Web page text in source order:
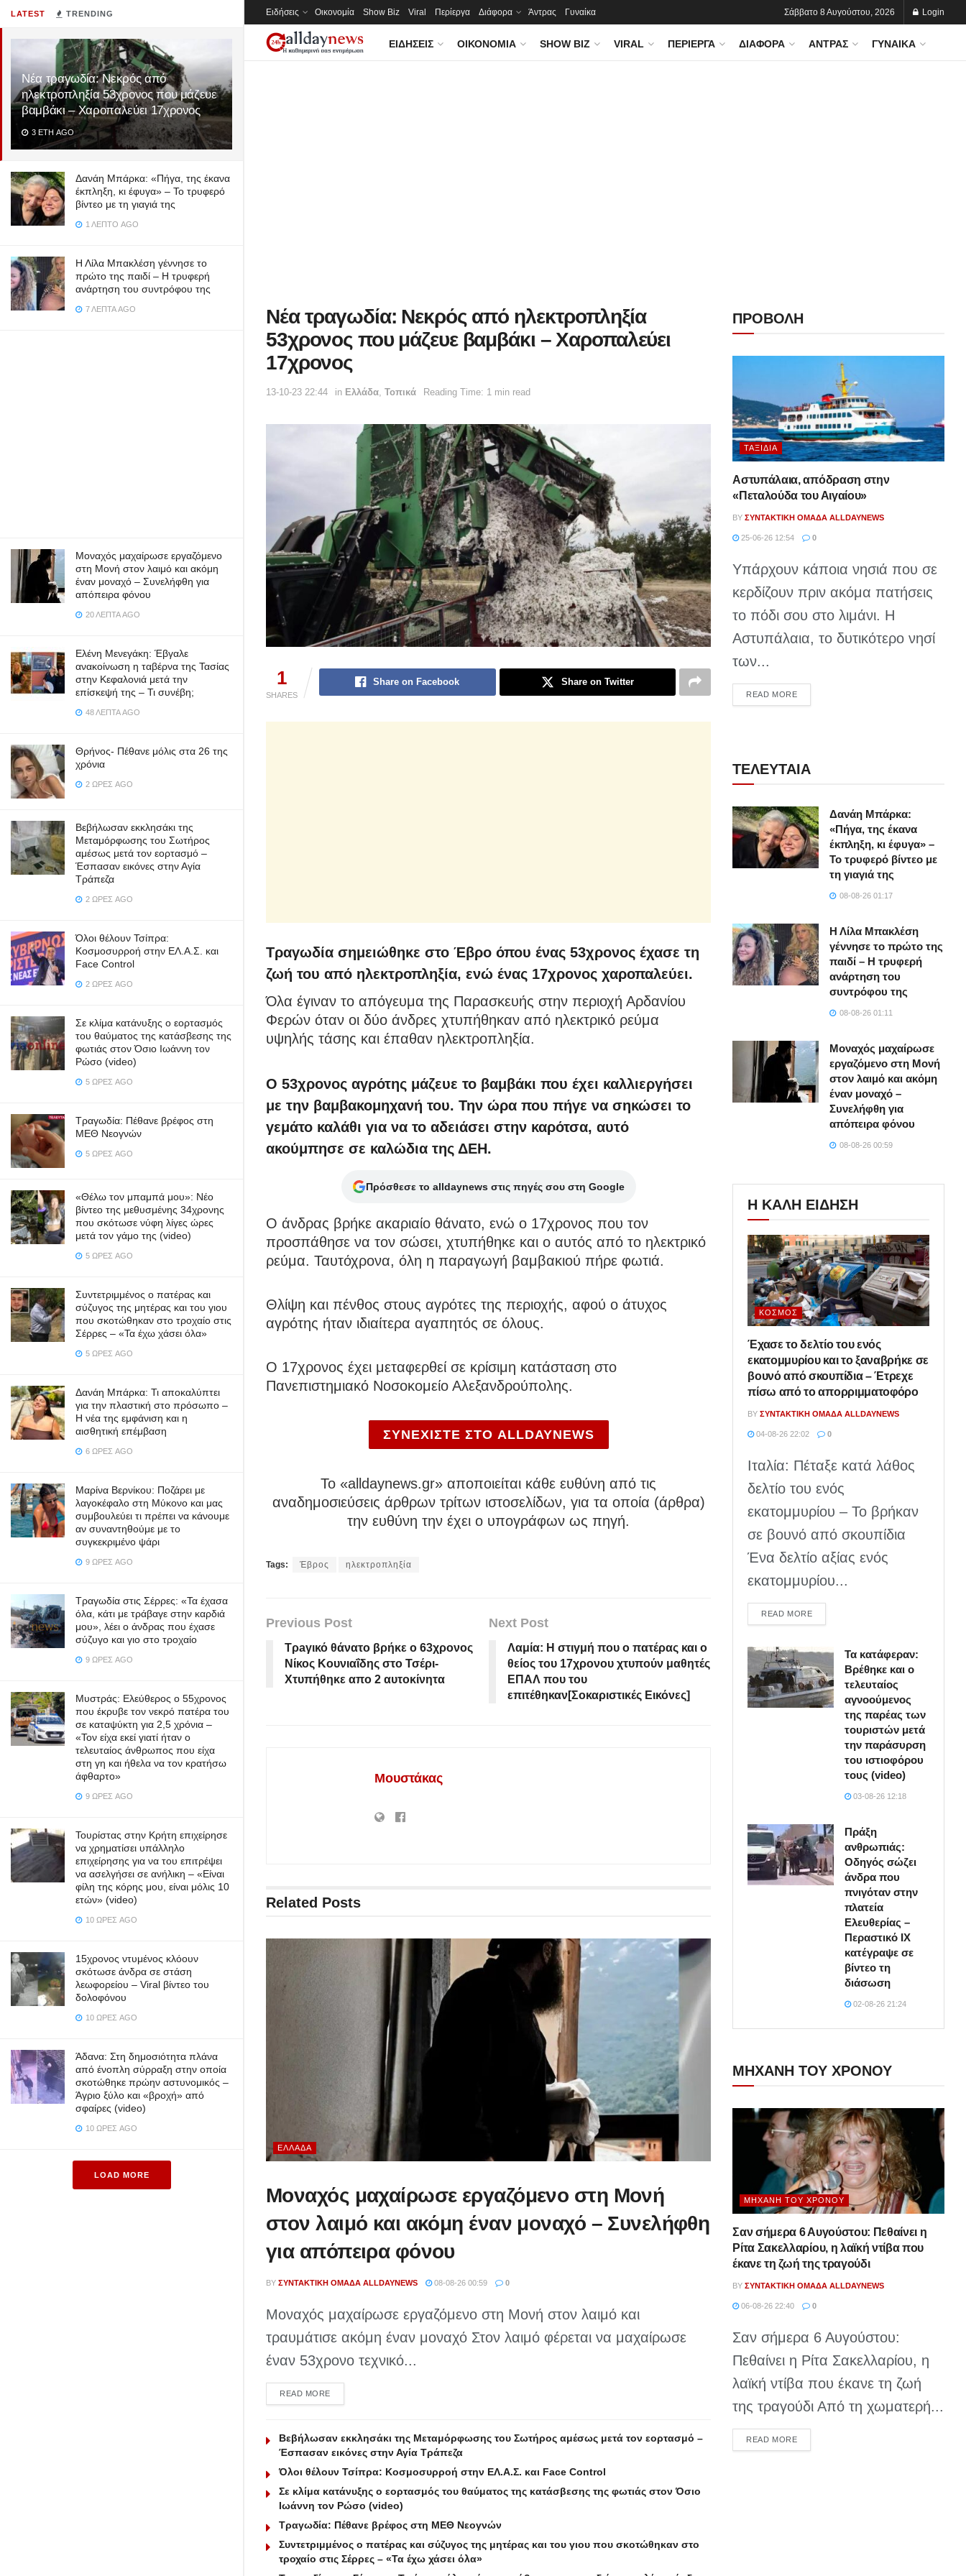
LATEST TRENDING
Νέα τραγωδία: Νεκρός από
ηλεκτροπληξία 53χρονος που μάζευε
βαμβάκι – Χαροπαλεύει 17χρονος
3 ΈΤΗ AGO
Δανάη Μπάρκα: «Πήγα, της έκανα
έκπληξη, κι έφυγα» – Το τρυφερό
βίντεο με τη γιαγιά της
1 ΛΕΠΤΌ AGO
Η Λίλα Μπακλέση γέννησε το
πρώτο της παιδί – Η τρυφερή
ανάρτηση του συντρόφου της
7 ΛΕΠΤΆ AGO
Μοναχός μαχαίρωσε εργαζόμενο
στη Μονή στον λαιμό και ακόμη
έναν μοναχό – Συνελήφθη για
απόπειρα φόνου
20 ΛΕΠΤΆ AGO
Ελένη Μενεγάκη: Έβγαλε
ανακοίνωση η ταβέρνα της Τασίας
στην Κεφαλονιά μετά την
επίσκεψή της – Τι συνέβη;
48 ΛΕΠΤΆ AGO
Θρήνος- Πέθανε μόλις στα 26 της
χρόνια
2 ΏΡΕΣ AGO
Βεβήλωσαν εκκλησάκι της
Μεταμόρφωσης του Σωτήρος
αμέσως μετά τον εορτασμό –
Έσπασαν εικόνες στην Αγία
Τράπεζα
2 ΏΡΕΣ AGO
Όλοι θέλουν Τσίπρα:
Κοσμοσυρροή στην ΕΛ.Α.Σ. και
Face Control
2 ΏΡΕΣ AGO
Σε κλίμα κατάνυξης ο εορτασμός
του θαύματος της κατάσβεσης της
φωτιάς στον Όσιο Ιωάννη τον
Ρώσο (video)
5 ΏΡΕΣ AGO
Τραγωδία: Πέθανε βρέφος στη
ΜΕΘ Νεογνών
5 ΏΡΕΣ AGO
«Θέλω τον μπαμπά μου»: Νέο
βίντεο της μεθυσμένης 34χρονης
που σκότωσε νύφη λίγες ώρες
μετά τον γάμο της (video)
5 ΏΡΕΣ AGO
Συντετριμμένος ο πατέρας και
σύζυγος της μητέρας και του γιου
που σκοτώθηκαν στο τροχαίο στις
Σέρρες – «Τα έχω χάσει όλα»
5 ΏΡΕΣ AGO
Δανάη Μπάρκα: Τι αποκαλύπτει
για την πλαστική στο πρόσωπο –
Η νέα της εμφάνιση και η
αισθητική επέμβαση
6 ΏΡΕΣ AGO
Μαρίνα Βερνίκου: Ποζάρει με
λαγοκέφαλο στη Μύκονο και μας
συμβουλεύει τι πρέπει να κάνουμε
αν συναντηθούμε με το
συγκεκριμένο ψάρι
9 ΏΡΕΣ AGO
Τραγωδία στις Σέρρες: «Τα έχασα
όλα, κάτι με τράβαγε στην καρδιά
μου», λέει ο άνδρας που έχασε
σύζυγο και γιο στο τροχαίο
9 ΏΡΕΣ AGO
Μυστράς: Ελεύθερος ο 55χρονος
που έκρυβε τον νεκρό πατέρα του
σε καταψύκτη για 2,5 χρόνια –
«Τον είχα εκεί γιατί ήταν ο
τελευταίος άνθρωπος που είχα
στη γη και ήθελα να τον κρατήσω
άφθαρτο»
9 ΏΡΕΣ AGO
Τουρίστας στην Κρήτη επιχείρησε
να χρηματίσει υπάλληλο
επιχείρησης για να του επιτρέψει
να ασελγήσει σε ανήλικη – «Είναι
φίλη της κόρης μου, είναι μόλις 10
ετών» (video)
10 ΏΡΕΣ AGO
15χρονος ντυμένος κλόουν
σκότωσε άνδρα σε στάση
λεωφορείου – Viral βίντεο του
δολοφόνου
10 ΏΡΕΣ AGO
Άδανα: Στη δημοσιότητα πλάνα
από ένοπλη σύρραξη στην οποία
σκοτώθηκε πρώην αστυνομικός –
Άγριο ξύλο και «βροχή» από
σφαίρες (video)
10 ΏΡΕΣ AGO
LOAD MORE
Ειδήσεις Οικονομία Show Biz Viral Περίεργα Διάφορα Άντρας Γυναίκα Σάββατο 8 Αυγούστου, 2026 Login
ΕΙΔΉΣΕΙΣ ΟΙΚΟΝΟΜΊΑ SHOW BIZ VIRAL ΠΕΡΊΕΡΓΑ ΔΙΆΦΟΡΑ ΆΝΤΡΑΣ ΓΥΝΑΊΚΑ
Νέα τραγωδία: Νεκρός από ηλεκτροπληξία
53χρονος που μάζευε βαμβάκι – Χαροπαλεύει
17χρονος
13-10-23 22:44 in Ελλάδα, Τοπικά Reading Time: 1 min read
1
SHARES
Share on Facebook Share on Twitter
Τραγωδία σημειώθηκε στο Έβρο όπου ένας 53χρονος έχασε τη
ζωή του από ηλεκτροπληξία, ενώ ένας 17χρονος χαροπαλεύει.
Όλα έγιναν το απόγευμα της Παρασκευής στην περιοχή Αρδανίου
Φερών όταν οι δύο άνδρες χτυπήθηκαν από ηλεκτρικό ρεύμα
υψηλής τάσης και έπαθαν ηλεκτροπληξία.
Ο 53χρονος αγρότης μάζευε το βαμβάκι που έχει καλλιεργήσει
με την βαμβακομηχανή του. Την ώρα που πήγε να σηκώσει το
γεμάτο καλάθι για να το αδειάσει στην καρότσα, αυτό
ακούμπησε σε καλώδια της ΔΕΗ.
Πρόσθεσε το alldaynews στις πηγές σου στη Google
Ο άνδρας βρήκε ακαριαίο θάνατο, ενώ ο 17χρονος που τον
προσπάθησε να τον σώσει, χτυπήθηκε και ο αυτός από το ηλεκτρικό
ρεύμα. Ταυτόχρονα, όλη η παραγωγή βαμβακιού πήρε φωτιά.
Θλίψη και πένθος στους αγρότες της περιοχής, αφού ο άτυχος
αγρότης ήταν ιδιαίτερα αγαπητός σε όλους.
Ο 17χρονος έχει μεταφερθεί σε κρίσιμη κατάσταση στο
Πανεπιστημιακό Νοσοκομείο Αλεξανδρούπολης.
ΣΥΝΕΧΙΣΤΕ ΣΤΟ ALLDAYNEWS
To «alldaynews.gr» αποποιείται κάθε ευθύνη από τις
αναδημοσιεύσεις άρθρων τρίτων ιστοσελίδων, για τα οποία (άρθρα)
την ευθύνη την έχει ο υπογράφων ως πηγή.
Tags: Έβρος ηλεκτροπληξία
Previous Post
Τρaγικό θάνατο βρήκε ο 63χρονος
Νίκος Κουνιαΐδης στο Τσέρι-
Χτυπήθηκε απο 2 αυτοκίνητα
Next Post
Λαμία: Η στιγμή που ο πατέρας και ο
θείος του 17χρονου χτυπούν μαθητές
ΕΠΑΛ που του
επιτέθηκαν[Σοκαριστικές Εικόνες]
Μουστάκας
Related Posts
ΕΛΛΆΔΑ
Μοναχός μαχαίρωσε εργαζόμενο στη Μονή
στον λαιμό και ακόμη έναν μοναχό – Συνελήφθη
για απόπειρα φόνου
BY ΣΥΝΤΑΚΤΙΚΉ ΟΜΆΔΑ ALLDAYNEWS 08-08-26 00:59 0
Μοναχός μαχαίρωσε εργαζόμενο στη Μονή στον λαιμό και
τραυμάτισε ακόμη έναν μοναχό Στον λαιμό φέρεται να μαχαίρωσε
έναν 53χρονο τεχνικό...
READ MOREDETAILS
Βεβήλωσαν εκκλησάκι της Μεταμόρφωσης του Σωτήρος αμέσως μετά τον εορτασμό –
Έσπασαν εικόνες στην Αγία Τράπεζα
Όλοι θέλουν Τσίπρα: Κοσμοσυρροή στην ΕΛ.Α.Σ. και Face Control
Σε κλίμα κατάνυξης ο εορτασμός του θαύματος της κατάσβεσης της φωτιάς στον Όσιο
Ιωάννη τον Ρώσο (video)
Τραγωδία: Πέθανε βρέφος στη ΜΕΘ Νεογνών
Συντετριμμένος ο πατέρας και σύζυγος της μητέρας και του γιου που σκοτώθηκαν στο
τροχαίο στις Σέρρες – «Τα έχω χάσει όλα»
ΠΡΟΒΟΛΗ
ΤΑΞΊΔΙΑ
Αστυπάλαια, απόδραση στην
«Πεταλούδα του Αιγαίου»
BY ΣΥΝΤΑΚΤΙΚΉ ΟΜΆΔΑ ALLDAYNEWS
25-06-26 12:54 0
Υπάρχουν κάποια νησιά που σε
κερδίζουν πριν ακόμα πατήσεις
το πόδι σου στο λιμάνι. Η
Αστυπάλαια, το δυτικότερο νησί
των...
READ MOREDETAILS
ΤΕΛΕΥΤΑΙΑ
Δανάη Μπάρκα:
«Πήγα, της έκανα
έκπληξη, κι έφυγα» –
Το τρυφερό βίντεο με
τη γιαγιά της
08-08-26 01:17
Η Λίλα Μπακλέση
γέννησε το πρώτο της
παιδί – Η τρυφερή
ανάρτηση του
συντρόφου της
08-08-26 01:11
Μοναχός μαχαίρωσε
εργαζόμενο στη Μονή
στον λαιμό και ακόμη
έναν μοναχό –
Συνελήφθη για
απόπειρα φόνου
08-08-26 00:59
Η ΚΑΛΗ ΕΙΔΗΣΗ
ΚΌΣΜΟΣ
Έχασε το δελτίο του ενός
εκατομμυρίου και το ξαναβρήκε σε
βουνό από σκουπίδια – Έτρεχε
πίσω από το απορριμματοφόρο
BY ΣΥΝΤΑΚΤΙΚΉ ΟΜΆΔΑ ALLDAYNEWS
04-08-26 22:02 0
Ιταλία: Πέταξε κατά λάθος
δελτίο του ενός
εκατομμυρίου – Το βρήκαν
σε βουνό από σκουπίδια
Ένα δελτίο αξίας ενός
εκατομμυρίου...
READ MOREDETAILS
Τα κατάφεραν:
Βρέθηκε και ο
τελευταίος
αγνοούμενος
της παρέας των
τουριστών μετά
την παράσυρση
του ιστιοφόρου
τους (video)
03-08-26 12:18
Πράξη
ανθρωπιάς:
Οδηγός σώζει
άνδρα που
πνιγόταν στην
πλατεία
Ελευθερίας –
Περαστικό ΙΧ
κατέγραψε σε
βίντεο τη
διάσωση
02-08-26 21:24
ΜΗΧΑΝΗ ΤΟΥ ΧΡΟΝΟΥ
ΜΗΧΑΝΉ ΤΟΥ ΧΡΌΝΟΥ
Σαν σήμερα 6 Αυγούστου: Πεθαίνει η
Ρίτα Σακελλαρίου, η λαϊκή ντίβα που
έκανε τη ζωή της τραγούδι
BY ΣΥΝΤΑΚΤΙΚΉ ΟΜΆΔΑ ALLDAYNEWS
06-08-26 22:40 0
Σαν σήμερα 6 Αυγούστου:
Πεθαίνει η Ρίτα Σακελλαρίου, η
λαϊκή ντίβα που έκανε τη ζωή
της τραγούδι Από τη χωματερή...
READ MOREDETAILS